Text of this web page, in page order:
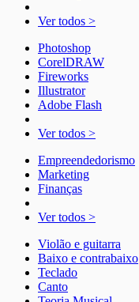
Ver todos >
Photoshop
CorelDRAW
Fireworks
Illustrator
Adobe Flash
Ver todos >
Empreendedorismo
Marketing
Finanças
Ver todos >
Violão e guitarra
Baixo e contrabaixo
Teclado
Canto